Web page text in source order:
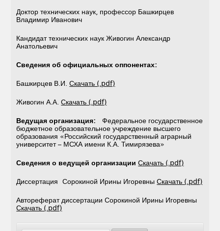
Доктор технических наук, профессор Башкирцев
Владимир Иванович
Кандидат технических наук Живогин Александр
Анатольевич
Сведения об официальных оппонентах:
Башкирцев В.И.Скачать (.pdf)
Живогин А.А.Скачать (.pdf)
Ведущая организация:Федеральное государственное
бюджетное образовательное учреждение высшего
образования «Российский государственный аграрный
университет – МСХА имени К.А. Тимирязева»
Сведения о ведущей организации Скачать (.pdf)
Диссертация Сорокиной Ирины ИгоревныСкачать (.pdf)
Автореферат диссертации Сорокиной Ирины Игоревны
Скачать (.pdf)